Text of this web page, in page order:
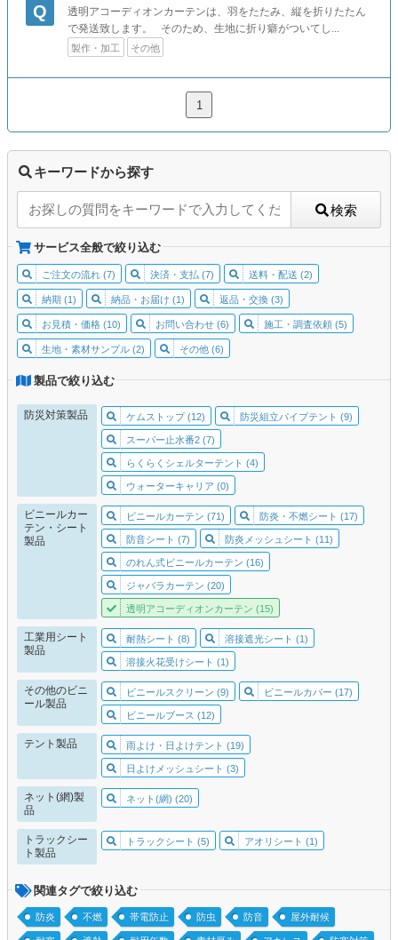
Q
透明アコーディオンカーテンは、羽をたたみ、縦を折りたたん
で発送致します。 そのため、生地に折り癖がついてし...
製作・加工 その他
1
キーワードから探す
検索
サービス全般で絞り込む
ご注文の流れ (7) 決済・支払 (7) 送料・配送 (2)
納期 (1) 納品・お届け (1) 返品・交換 (3)
お見積・価格 (10) お問い合わせ (6) 施工・調査依頼 (5)
生地・素材サンプル (2) その他 (6)
製品で絞り込む
防災対策製品 ケムストップ (12) 防災組立パイプテント (9)
スーパー止水番2 (7)
らくらくシェルターテント (4)
ウォーターキャリア (0)
ビニールカー
テン・シート
製品
ビニールカーテン (71) 防炎・不燃シート (17)
防音シート (7) 防炎メッシュシート (11)
のれん式ビニールカーテン (16)
ジャバラカーテン (20)
透明アコーディオンカーテン (15)
工業用シート
製品
耐熱シート (8) 溶接遮光シート (1)
溶接火花受けシート (1)
その他のビニ
ール製品
ビニールスクリーン (9) ビニールカバー (17)
ビニールブース (12)
テント製品 雨よけ・日よけテント (19)
日よけメッシュシート (3)
ネット(網)製
品
ネット(網) (20)
トラックシー
ト製品
トラックシート (5) アオリシート (1)
関連タグで絞り込む
防炎 不燃 帯電防止 防虫 防音 屋外耐候